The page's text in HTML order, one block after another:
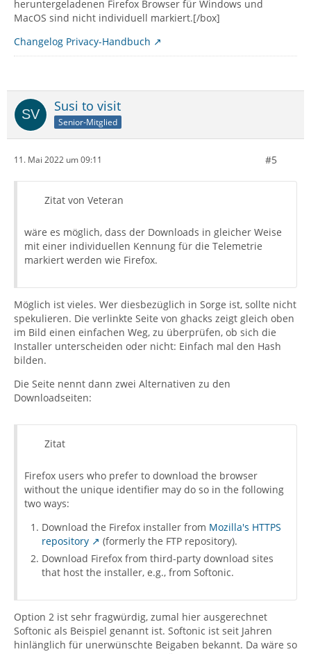
heruntergeladenen Firefox Browser für Windows und
MacOS sind nicht individuell markiert.[/box]
Changelog Privacy-Handbuch
Susi to visit
Senior-Mitglied
11. Mai 2022 um 09:11 #5
Zitat von Veteran
wäre es möglich, dass der Downloads in gleicher Weise
mit einer individuellen Kennung für die Telemetrie
markiert werden wie Firefox.
Möglich ist vieles. Wer diesbezüglich in Sorge ist, sollte nicht
spekulieren. Die verlinkte Seite von ghacks zeigt gleich oben
im Bild einen einfachen Weg, zu überprüfen, ob sich die
Installer unterscheiden oder nicht: Einfach mal den Hash
bilden.
Die Seite nennt dann zwei Alternativen zu den
Downloadseiten:
Zitat
Firefox users who prefer to download the browser
without the unique identifier may do so in the following
two ways:
Download the Firefox installer from Mozilla's HTTPS
repository
(formerly the FTP repository).
Download Firefox from third-party download sites
that host the installer, e.g., from Softonic.
Option 2 ist sehr fragwürdig, zumal hier ausgerechnet
Softonic als Beispiel genannt ist. Softonic ist seit Jahren
hinlänglich für unerwünschte Beigaben bekannt. Da wäre so